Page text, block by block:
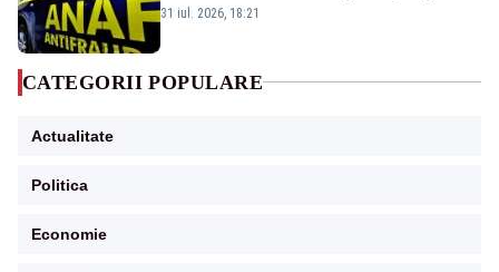
amnistia fiscală
31 iul. 2026, 18:21
CATEGORII POPULARE
Actualitate
Politica
Economie